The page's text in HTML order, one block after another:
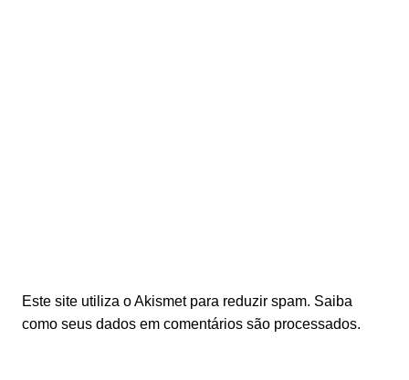
Este site utiliza o Akismet para reduzir spam. Saiba
como seus dados em comentários são processados.